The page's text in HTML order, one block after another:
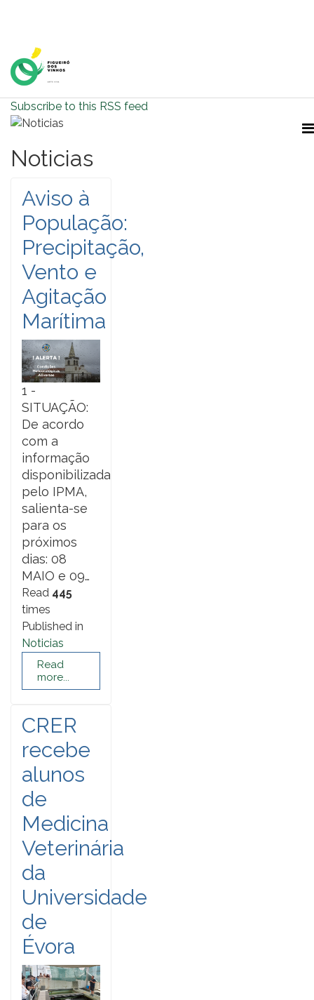
Subscribe to this RSS feed
Noticias
Aviso à
População:
Precipitação,
Vento e
Agitação
Marítima
1 -
SITUAÇÃO:
De acordo
com a
informação
disponibilizada
pelo IPMA,
salienta-se
para os
próximos
dias: 08
MAIO e 09…
Read 445
times
Published in
Noticias
Read
more...
CRER
recebe
alunos
de
Medicina
Veterinária
da
Universidade
de
Évora